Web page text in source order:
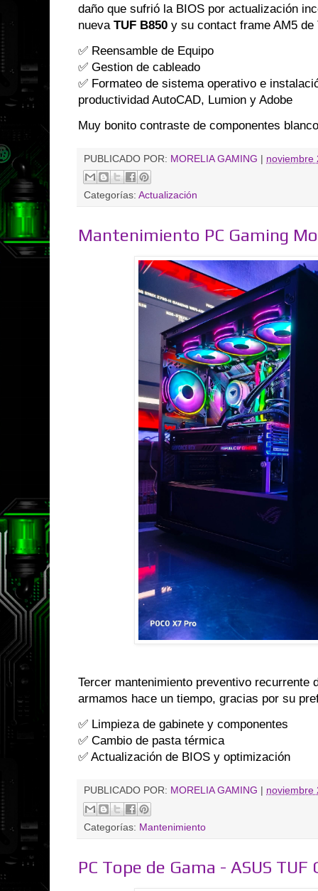
daño que sufrió la BIOS por actualización
nueva TUF B850 y su contact frame AM5
✅ Reensamble de Equipo
✅ Gestion de cableado
✅ Formateo de sistema operativo e
productividad AutoCAD, Lumion y Adobe
Muy bonito contraste de componentes
PUBLICADO POR: MORELIA GAMING noviembre
Categorías: Actualización
Mantenimiento PC Gaming
Tercer mantenimiento preventivo recurrente
armamos hace un tiempo, gracias por su
✅ Limpieza de gabinete y componentes
✅ Cambio de pasta térmica
✅ Actualización de BIOS y optimización
PUBLICADO POR: MORELIA GAMING noviembre
Categorías: Mantenimiento
PC Tope de Gama - ASUS TUF